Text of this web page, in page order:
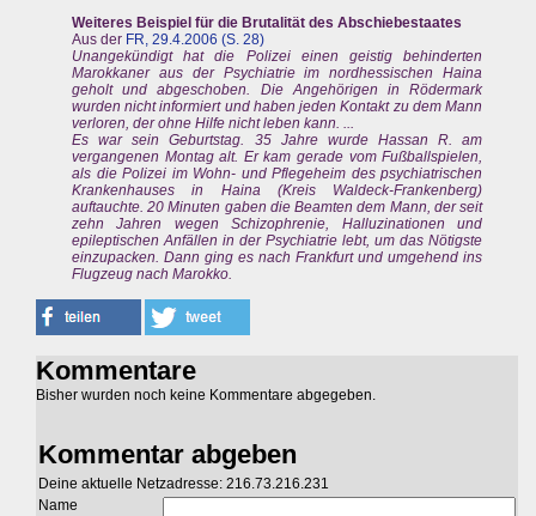
Weiteres Beispiel für die Brutalität des Abschiebestaates
Aus der FR, 29.4.2006 (S. 28)
Unangekündigt hat die Polizei einen geistig behinderten
Marokkaner aus der Psychiatrie im nordhessischen Haina
geholt und abgeschoben. Die Angehörigen in Rödermark
wurden nicht informiert und haben jeden Kontakt zu dem Mann
verloren, der ohne Hilfe nicht leben kann. ...
Es war sein Geburtstag. 35 Jahre wurde Hassan R. am
vergangenen Montag alt. Er kam gerade vom Fußballspielen,
als die Polizei im Wohn- und Pflegeheim des psychiatrischen
Krankenhauses in Haina (Kreis Waldeck-Frankenberg)
auftauchte. 20 Minuten gaben die Beamten dem Mann, der seit
zehn Jahren wegen Schizophrenie, Halluzinationen und
epileptischen Anfällen in der Psychiatrie lebt, um das Nötigste
einzupacken. Dann ging es nach Frankfurt und umgehend ins
Flugzeug nach Marokko.
Kommentare
Bisher wurden noch keine Kommentare abgegeben.
Kommentar abgeben
Deine aktuelle Netzadresse: 216.73.216.231
Name